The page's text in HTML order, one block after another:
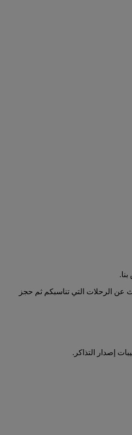
عن الرحلات التي تناسبكم ثم حجز
إصدار التذاكر.